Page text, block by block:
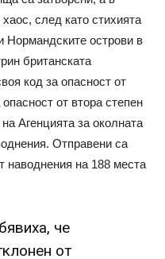
след като стихията
Нормандските острови в
британската
код за опасност от
от втора степен
Агенцията за околната
Отправени са
наводнения на 188 места
че
от